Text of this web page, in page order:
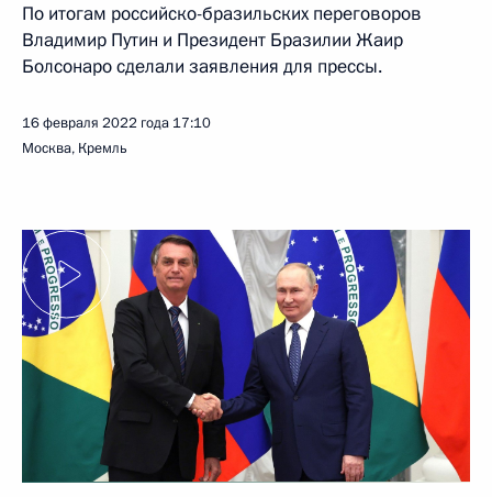
По итогам российско-бразильских переговоров
Владимир Путин и Президент Бразилии Жаир
Болсонаро сделали заявления для прессы.
16 февраля 2022 года 17:10
Москва, Кремль